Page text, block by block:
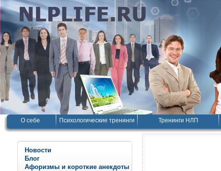
О себе Психологические тренинги Тренинги НЛП
Новости
Блог
Афоризмы и короткие анекдоты